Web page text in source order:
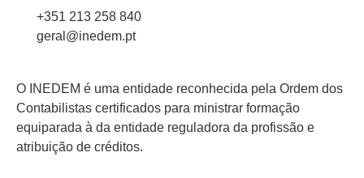
+351 213 258 840
geral@inedem.pt
O INEDEM é uma entidade reconhecida pela Ordem dos
Contabilistas certificados para ministrar formação
equiparada à da entidade reguladora da profissão e
atribuição de créditos.